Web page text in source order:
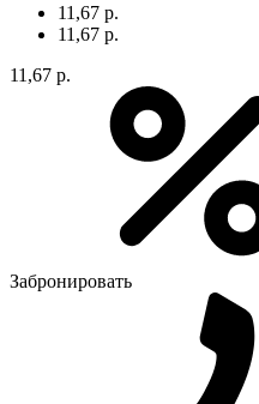
11,67 р.
11,67 р.
11,67 р.
Забронировать